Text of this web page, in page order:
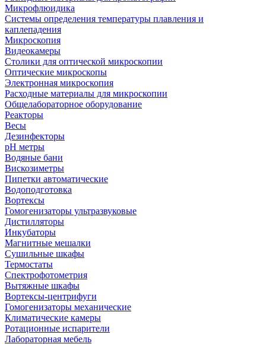
Микрофлюидика
Системы определения температуры плавления и
каплепадения
Микроскопия
Видеокамеры
Столики для оптической микроскопии
Оптические микроскопы
Электронная микроскопия
Расходные материалы для микроскопии
Общелабораторное оборудование
Реакторы
Весы
Дезинфекторы
рН метры
Водяные бани
Вискозиметры
Пипетки автоматические
Водоподготовка
Вортексы
Гомогенизаторы ультразвуковые
Дистилляторы
Инкубаторы
Магнитные мешалки
Сушильные шкафы
Термостаты
Спектрофотометрия
Вытяжные шкафы
Вортексы-центрифуги
Гомогенизаторы механические
Климатические камеры
Ротационные испарители
Лабораторная мебель